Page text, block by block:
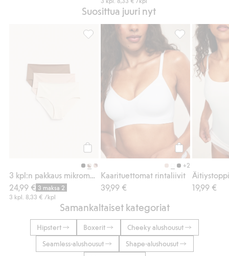
Suosittua juuri nyt
3 kpl:n pakkaus mikromateriaalia olevia hipstereitä
24,99 € 3 maksa 2
3 kpl. 8,33 € /kpl
3 kpl:n pakkaus mikromateriaalia olevia
Osta
+2
Kaarituettomat rintaliivit
39,99 €
Kaarituettomat
19,99 €
Samankaltaiset kategoriat
Hipstert Boxerit
Cheeky alushousut
Seamless-alushousut
Shape-alushousut